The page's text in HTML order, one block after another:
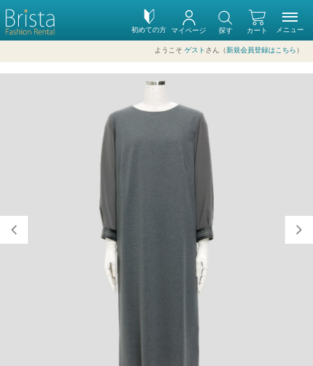
初めての方 カート
マイページ 探す
ようこそ ゲスト さん（新規会員登録はこちら ）
メニュー